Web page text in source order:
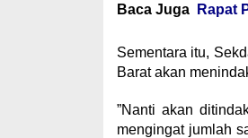
Baca Juga Rapat
Sementara itu,
Barat akan
”Nanti akan
mengingat jumlah